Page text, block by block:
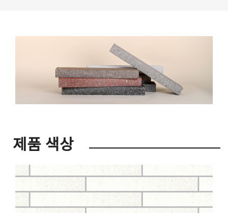
제품 색상